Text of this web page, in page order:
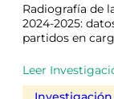
Radiografía de
2024-2025:
partidos en
Leer